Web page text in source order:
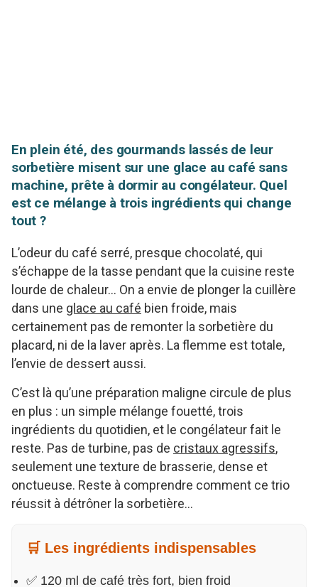
En plein été, des gourmands lassés de leur
sorbetière misent sur une glace au café sans
machine, prête à dormir au congélateur. Quel
est ce mélange à trois ingrédients qui change
tout ?
L’odeur du café serré, presque chocolaté, qui
s’échappe de la tasse pendant que la cuisine reste
lourde de chaleur… On a envie de plonger la cuillère
dans une glace au café bien froide, mais
certainement pas de remonter la sorbetière du
placard, ni de la laver après. La flemme est totale,
l’envie de dessert aussi.
C’est là qu’une préparation maligne circule de plus
en plus : un simple mélange fouetté, trois
ingrédients du quotidien, et le congélateur fait le
reste. Pas de turbine, pas de cristaux agressifs,
seulement une texture de brasserie, dense et
onctueuse. Reste à comprendre comment ce trio
réussit à détrôner la sorbetière…
🛒 Les ingrédients indispensables
✅ 120 ml de café très fort, bien froid